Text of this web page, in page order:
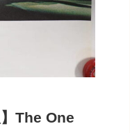
The One